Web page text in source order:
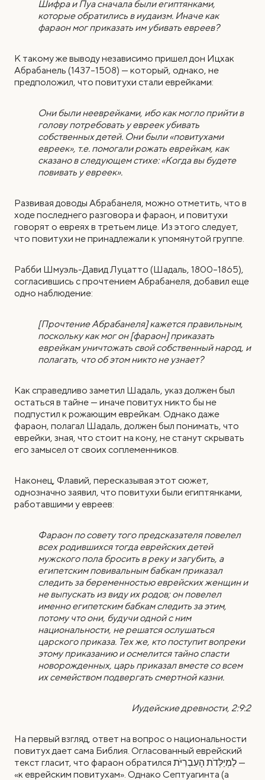
Шифра и Пуа сначала были египтянками,
которые обратились в иудаизм. Иначе как
фараон мог приказать им убивать евреев?
К такому же выводу независимо пришел дон Ицхак
Абрабанель (1437–1508) — который, однако, не
предположил, что повитухи стали еврейками:
Они были нееврейками, ибо как могло прийти в
голову потребовать у евреек убивать
собственных детей. Они были «повитухами
евреек», т.е. помогали рожать еврейкам, как
сказано в следующем стихе: «Когда вы будете
повивать у евреек».
Развивая доводы Абрабанеля, можно отметить, что в
ходе последнего разговора и фараон, и повитухи
говорят о евреях в третьем лице. Из этого следует,
что повитухи не принадлежали к упомянутой группе.
Рабби Шмуэль-Давид Луцатто (Шадаль, 1800–1865),
согласившись с прочтением Абрабанеля, добавил еще
одно наблюдение:
[Прочтение Абрабанеля] кажется правильным,
поскольку как мог он [фараон] приказать
еврейкам уничтожать свой собственный народ, и
полагать, что об этом никто не узнает?
Как справедливо заметил Шадаль, указ должен был
остаться в тайне — иначе повитух никто бы не
подпустил к рожающим еврейкам. Однако даже
фараон, полагал Шадаль, должен был понимать, что
еврейки, зная, что стоит на кону, не станут скрывать
его замысел от своих соплеменников.
Наконец, Флавий, пересказывая этот сюжет,
однозначно заявил, что повитухи были египтянками,
работавшими у евреев:
Фараон по совету того предсказателя повелел
всех родившихся тогда еврейских детей
мужского пола бросить в реку и загубить, а
египетским повивальным бабкам приказал
следить за беременностью еврейских женщин и
не выпускать из виду их родов; он повелел
именно египетским бабкам следить за этим,
потому что они, будучи одной с ним
национальности, не решатся ослушаться
царского приказа. Тех же, кто поступит вопреки
этому приказанию и осмелится тайно спасти
новорожденных, царь приказал вместе со всем
их семейством подвергать смертной казни.
Иудейские древности, 2:9:2
На первый взгляд, ответ на вопрос о национальности
повитух дает сама Библия. Огласованный еврейский
текст гласит, что фараон обратился לַמְיַלְּדֹת הָעִבְרִיֹּת —
«к еврейским повитухам». Однако Септуагинта (а